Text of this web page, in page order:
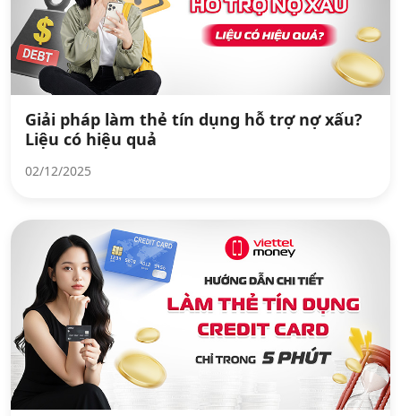
Giải pháp làm thẻ tín dụng hỗ trợ nợ xấu?
Liệu có hiệu quả
02/12/2025